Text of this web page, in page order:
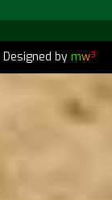
Designed by mw³